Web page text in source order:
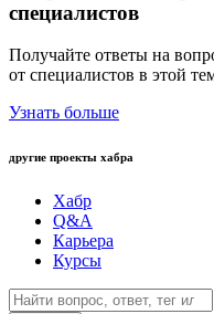
специалистов
Получайте ответы на
от специалистов в этой
Узнать больше
другие проекты хабра
Хабр
Q&A
Карьера
Курсы